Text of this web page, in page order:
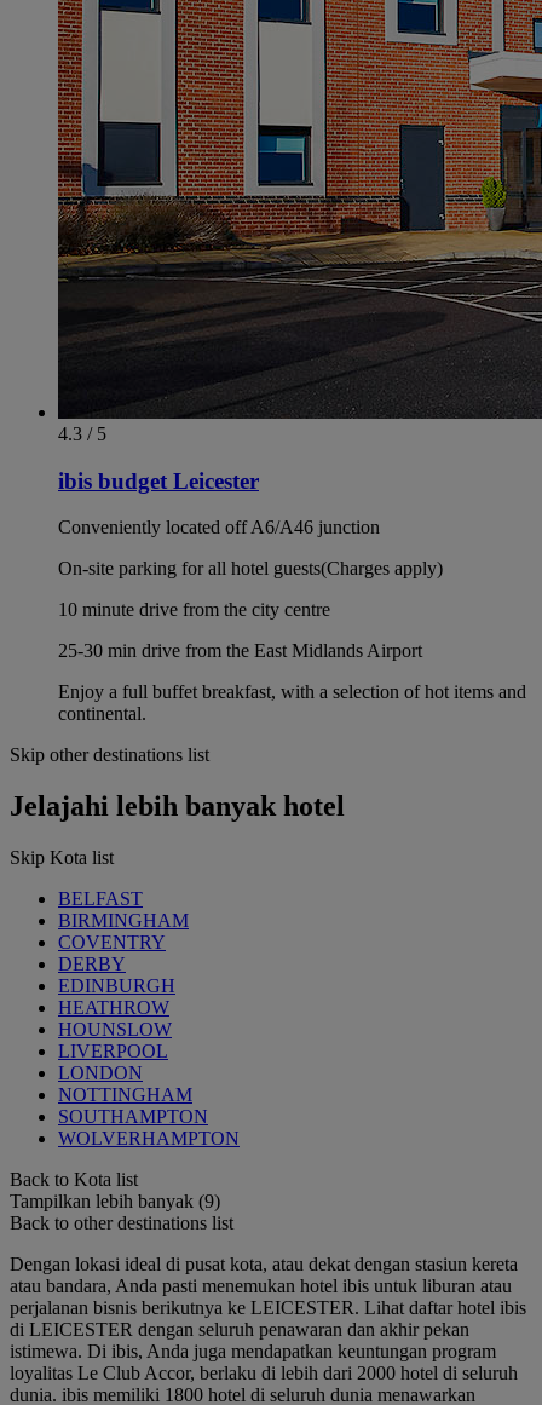
4.3 / 5
ibis budget Leicester
Conveniently located off A6/A46 junction
On-site parking for all hotel guests(Charges apply)
10 minute drive from the city centre
25-30 min drive from the East Midlands Airport
Enjoy a full buffet breakfast, with a selection of hot items and
continental.
Skip other destinations list
Jelajahi lebih banyak hotel
Skip Kota list
BELFAST
BIRMINGHAM
COVENTRY
DERBY
EDINBURGH
HEATHROW
HOUNSLOW
LIVERPOOL
LONDON
NOTTINGHAM
SOUTHAMPTON
WOLVERHAMPTON
Back to Kota list
Tampilkan lebih banyak (9)
Back to other destinations list
Dengan lokasi ideal di pusat kota, atau dekat dengan stasiun kereta
atau bandara, Anda pasti menemukan hotel ibis untuk liburan atau
perjalanan bisnis berikutnya ke LEICESTER. Lihat daftar hotel ibis
di LEICESTER dengan seluruh penawaran dan akhir pekan
istimewa. Di ibis, Anda juga mendapatkan keuntungan program
loyalitas Le Club Accor, berlaku di lebih dari 2000 hotel di seluruh
dunia. ibis memiliki 1800 hotel di seluruh dunia menawarkan